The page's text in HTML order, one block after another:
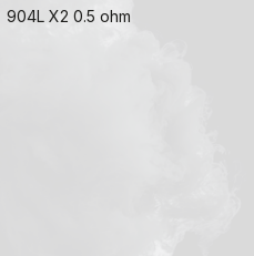
904L X2 0.5 ohm